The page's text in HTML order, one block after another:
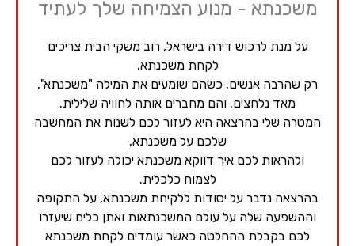
משכנתא - מנוע הצמיחה שלך לעתיד
על מנת לרכוש דירה בישראל, רוב משקי הבית צריכים
לקחת משכנתא.
רק שהרבה אנשים, כשהם שומעים את המילה "משכנתא",
מאד נלחצים, והם מחברים אותה לחוויה שלילית.
המטרה שלי בהרצאה היא לעזור לכם לשנות את המחשבה
שלכם על משכנתא,
ולהראות לכם איך דווקא משכנתא יכולה לעזור לכם
לצמוח כלכלית.
בהרצאה נדבר על יסודות ללקיחת משכנתא, על התקופה
וההשפעה שלה על עולם המשכנתאות ואתן כלים שיעזרו
לכם בקבלת ההחלטה כאשר עומדים לקחת משכנתא